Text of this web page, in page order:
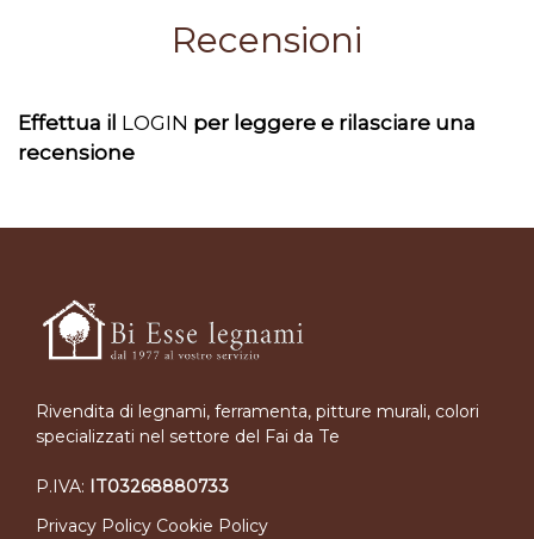
Recensioni
Effettua il LOGIN per leggere e rilasciare una
recensione
Rivendita di legnami, ferramenta, pitture murali, colori
specializzati nel settore del Fai da Te
P.IVA: IT03268880733
Privacy Policy Cookie Policy